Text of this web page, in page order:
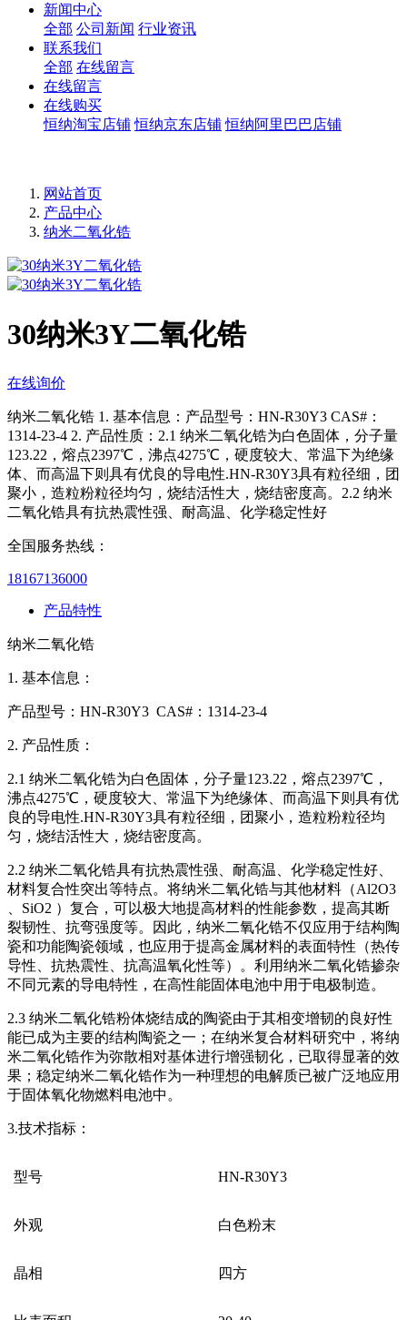
新闻中心
全部 公司新闻 行业资讯
联系我们
全部 在线留言
在线留言
在线购买
恒纳淘宝店铺 恒纳京东店铺 恒纳阿里巴巴店铺
网站首页
产品中心
纳米二氧化锆
30纳米3Y二氧化锆
在线询价
纳米二氧化锆 1. 基本信息：产品型号：HN-R30Y3 CAS#：
1314-23-4 2. 产品性质：2.1 纳米二氧化锆为白色固体，分子量
123.22，熔点2397℃，沸点4275℃，硬度较大、常温下为绝缘
体、而高温下则具有优良的导电性.HN-R30Y3具有粒径细，团
聚小，造粒粉粒径均匀，烧结活性大，烧结密度高。2.2 纳米
二氧化锆具有抗热震性强、耐高温、化学稳定性好
全国服务热线：
18167136000
产品特性
纳米二氧化锆
1. 基本信息：
产品型号：HN-R30Y3 CAS#：1314-23-4
2. 产品性质：
2.1 纳米二氧化锆为白色固体，分子量123.22，熔点2397℃，
沸点4275℃，硬度较大、常温下为绝缘体、而高温下则具有优
良的导电性.HN-R30Y3具有粒径细，团聚小，造粒粉粒径均
匀，烧结活性大，烧结密度高。
2.2 纳米二氧化锆具有抗热震性强、耐高温、化学稳定性好、
材料复合性突出等特点。将纳米二氧化锆与其他材料（Al2O3
、SiO2 ）复合，可以极大地提高材料的性能参数，提高其断
裂韧性、抗弯强度等。因此，纳米二氧化锆不仅应用于结构陶
瓷和功能陶瓷领域，也应用于提高金属材料的表面特性（热传
导性、抗热震性、抗高温氧化性等）。利用纳米二氧化锆掺杂
不同元素的导电特性，在高性能固体电池中用于电极制造。
2.3 纳米二氧化锆粉体烧结成的陶瓷由于其相变增韧的良好性
能已成为主要的结构陶瓷之一；在纳米复合材料研究中，将纳
米二氧化锆作为弥散相对基体进行增强韧化，已取得显著的效
果；稳定纳米二氧化锆作为一种理想的电解质已被广泛地应用
于固体氧化物燃料电池中。
3.技术指标：
型号 HN-R30Y3
外观 白色粉末
晶相 四方